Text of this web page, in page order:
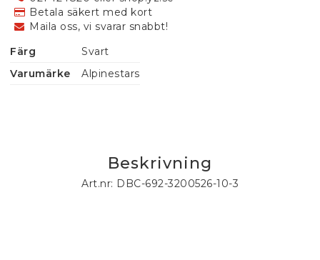
Betala säkert med kort
Maila oss, vi svarar snabbt!
Färg
Svart
Varumärke
Alpinestars
Beskrivning
Art.nr: DBC-692-3200526-10-3